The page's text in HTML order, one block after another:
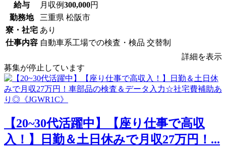
給与 月収例300,000円
勤務地
三重県 松阪市
寮・社宅 あり
仕事内容 自動車系工場での検査・検品 交替制
詳細を表示
募集が停止しています
【20~30代活躍中】【座り仕事で高収
入！】日勤＆土日休みで月収27万円！...